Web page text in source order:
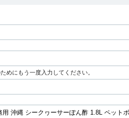
めにもう一度入力してください。